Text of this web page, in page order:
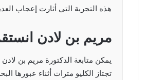
هذه التجربة التي أثارت إعجاب
مريم بن لادن
يمكن متابعة الدكتورة مريم بن
تجتاز الكليو مترات أثناء عبورها